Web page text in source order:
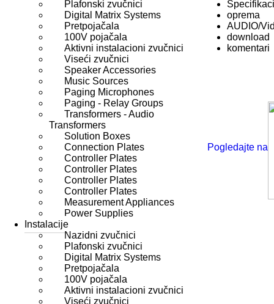
Plafonski zvučnici
Digital Matrix Systems
Pretpojačala
100V pojačala
Aktivni instalacioni zvučnici
Viseći zvučnici
Speaker Accessories
Music Sources
Paging Microphones
Paging - Relay Groups
Transformers - Audio
Transformers
Solution Boxes
Connection Plates
Controller Plates
Controller Plates
Controller Plates
Controller Plates
Measurement Appliances
Power Supplies
Instalacije
Nazidni zvučnici
Plafonski zvučnici
Digital Matrix Systems
Pretpojačala
100V pojačala
Aktivni instalacioni zvučnici
Viseći zvučnici
oprema
AUDIO/
download
komentari
Pogledajte na